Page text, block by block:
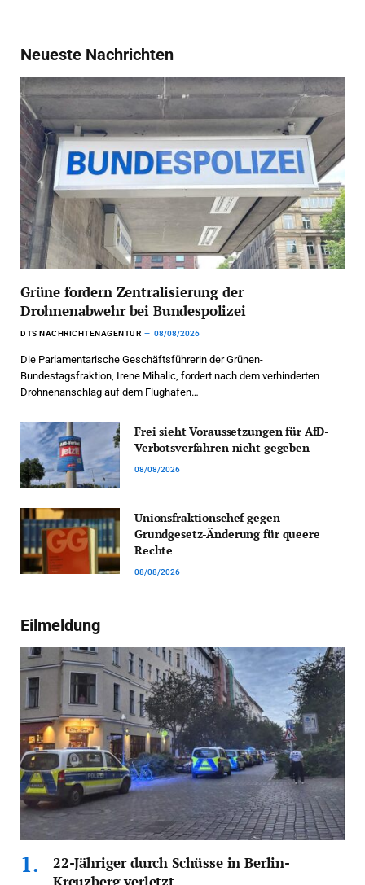
Neueste Nachrichten
Grüne fordern Zentralisierung der
Drohnenabwehr bei Bundespolizei
DTS NACHRICHTENAGENTUR 08/08/2026
Die Parlamentarische Geschäftsführerin der Grünen-
Bundestagsfraktion, Irene Mihalic, fordert nach dem verhinderten
Drohnenanschlag auf dem Flughafen…
Frei sieht Voraussetzungen für AfD-
Verbotsverfahren nicht gegeben
08/08/2026
Unionsfraktionschef gegen
Grundgesetz-Änderung für queere
Rechte
08/08/2026
Eilmeldung
22-Jähriger durch Schüsse in Berlin-
Kreuzberg verletzt